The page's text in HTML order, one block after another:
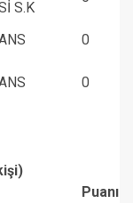
S.K
0
0
Puanı